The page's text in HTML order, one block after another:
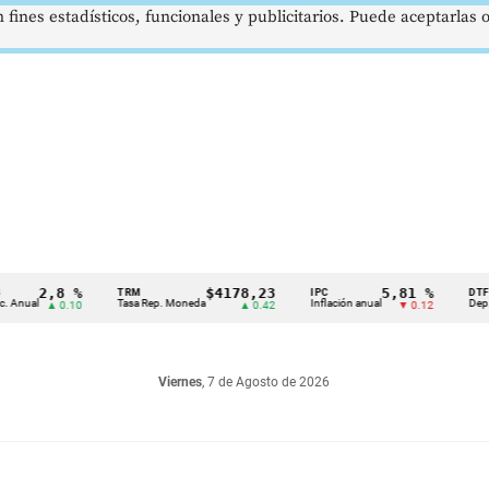
2,8 %
▲ 0.10 Tasa Rep. Moneda
$4178,23
▲ 0.42 Inflación anual
5,81 %
▼ 0.12 Dep.
Viernes, 7 de Agosto de 2026
estadísticos, funcionales y publicitarios. Puede aceptarlas